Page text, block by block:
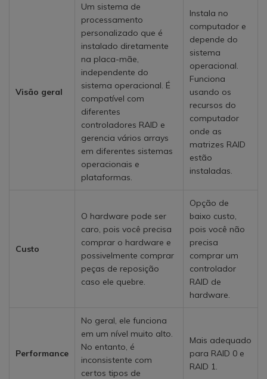
Visão geral
Um sistema de
processamento
personalizado que é
instalado diretamente
na placa-mãe,
independente do
sistema operacional. É
compatível com
diferentes
controladores RAID e
gerencia vários arrays
em diferentes sistemas
operacionais e
plataformas.
Instala no
computador e
depende do
sistema
operacional.
Funciona
usando os
recursos do
computador
onde as
matrizes RAID
estão
instaladas.
Custo
O hardware pode ser
caro, pois você precisa
comprar o hardware e
possivelmente comprar
peças de reposição
caso ele quebre.
Opção de
baixo custo,
pois você não
precisa
comprar um
controlador
RAID de
hardware.
Performance
No geral, ele funciona
em um nível muito alto.
No entanto, é
inconsistente com
certos tipos de
Mais adequado
para RAID 0 e
RAID 1.